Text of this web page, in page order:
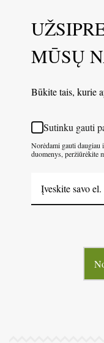
MŪSŲ
Būkite tais, kurie
Sutinku gauti
Norėdami gauti
duomenys, peržiūrėkite